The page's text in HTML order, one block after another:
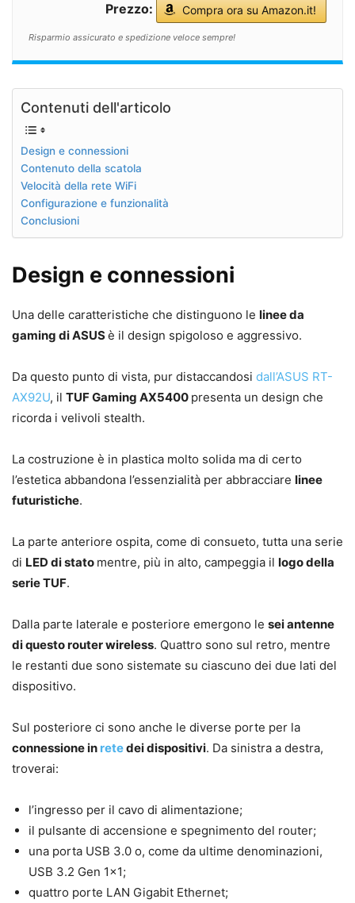
Prezzo:
Compra ora su Amazon.it!
Risparmio assicurato e spedizione veloce sempre!
Contenuti dell'articolo
Design e connessioni
Contenuto della scatola
Velocità della rete WiFi
Configurazione e funzionalità
Conclusioni
Design e connessioni
Una delle caratteristiche che distinguono le linee da
gaming di ASUSè il design spigoloso e aggressivo.
Da questo punto di vista, pur distaccandosi dall’ASUS RT-
AX92U, il TUF Gaming AX5400 presenta un design che
ricorda i velivoli stealth.
La costruzione è in plastica molto solida ma di certo
l’estetica abbandona l’essenzialità per abbracciare linee
futuristiche.
La parte anteriore ospita, come di consueto, tutta una serie
di LED di stato mentre, più in alto, campeggia il logo della
serie TUF.
Dalla parte laterale e posteriore emergono le sei antenne
di questo router wireless. Quattro sono sul retro, mentre
le restanti due sono sistemate su ciascuno dei due lati del
dispositivo.
Sul posteriore ci sono anche le diverse porte per la
connessione in retedei dispositivi. Da sinistra a destra,
troverai:
l’ingresso per il cavo di alimentazione;
il pulsante di accensione e spegnimento del router;
una porta USB 3.0 o, come da ultime denominazioni,
USB 3.2 Gen 1×1;
quattro porte LAN Gigabit Ethernet;